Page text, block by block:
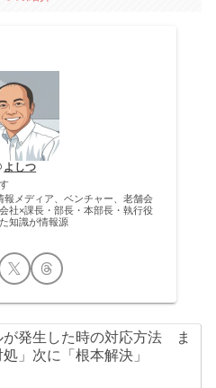
よしつ
報メディア、ベンチャー、老舗会
社×課長・部長・本部長・執行役
知識が情報源
が発生した時の対応方法 ま
」次に「根本解決」